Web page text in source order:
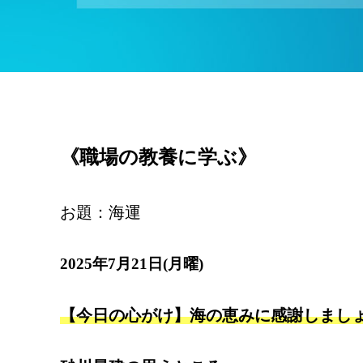
《職場の教養に学ぶ》
お題：海運
2025年7月21日(月曜)
【今日の心がけ】海の恵みに感謝しまし